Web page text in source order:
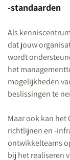
-standaarden
Als
dat jouw
wordt
het
mogelijkheden
beslissingen te
Maar ook kan het
richtlijnen en -
ontwikkelteams
bij het realiseren